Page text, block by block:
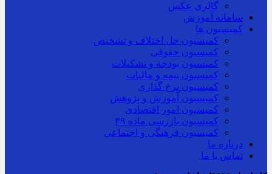
گالری عکس
سامانه آموزش
کمیسیون ها
کمیسیون حل اختلاف و تشخیص
کمیسیون حقوقی
کمیسیون بودجه و تشکیلات
کمیسیون بیمه و مالیات
کمیسیون نرخ گذاری
کمیسیون آموزش و پژوهش
کمیسیون امور اقتصادی
کمیسیون بازرسی ماده ۳۹
کمیسیون فرهنگی و اجتماعی
درباره ما
تماس با ما